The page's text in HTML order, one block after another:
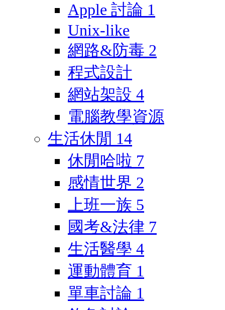
Apple 討論 1
Unix-like
網路&防毒 2
程式設計
網站架設 4
電腦教學資源
生活休閒 14
休閒哈啦 7
感情世界 2
上班一族 5
國考&法律 7
生活醫學 4
運動體育 1
單車討論 1